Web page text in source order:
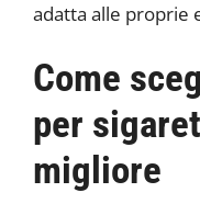
adatta alle proprie
Come
per
migliore